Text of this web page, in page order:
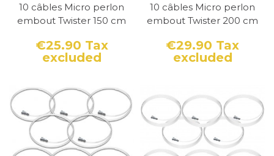
10 câbles Micro perlon
embout Twister 150 cm
Price
€25.90 Tax
excluded
10 câbles Micro perlon
embout Twister 200 cm
Price
€29.90 Tax
excluded